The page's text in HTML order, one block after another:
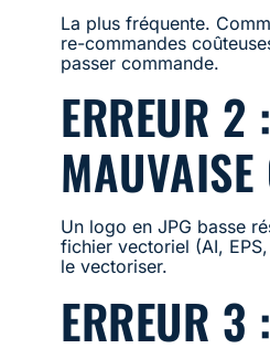
La plus fréquente.
re-commandes
passer commande.
ERREUR 2
MAUVAISE
Un logo en JPG basse
fichier vectoriel (AI, EPS,
le vectoriser.
ERREUR 3